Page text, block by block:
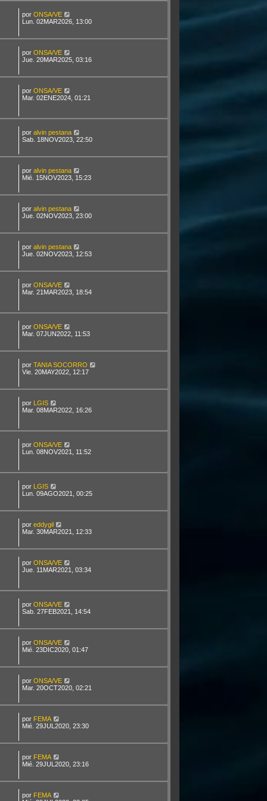
por ONSA/VE
Lun. 02MAR2026, 13:00
por ONSA/VE
Jue. 20MAR2025, 03:16
por ONSA/VE
Mar. 02ENE2024, 01:21
por alvin pestana
Sab. 18NOV2023, 22:50
por alvin pestana
Mié. 15NOV2023, 15:23
por alvin pestana
Jue. 02NOV2023, 23:00
por alvin pestana
Jue. 02NOV2023, 12:53
por ONSA/VE
Mar. 21MAR2023, 18:54
por ONSA/VE
Mar. 07JUN2022, 11:53
por TANIA SOCORRO
Vie. 20MAY2022, 12:17
por LGIS
Mar. 08MAR2022, 16:26
por ONSA/VE
Lun. 08NOV2021, 11:52
por LGIS
Lun. 09AGO2021, 00:25
por eddygil
Mar. 30MAR2021, 12:33
por ONSA/VE
Jue. 11MAR2021, 03:34
por ONSA/VE
Sab. 27FEB2021, 14:54
por ONSA/VE
Mié. 23DIC2020, 01:47
por ONSA/VE
Mar. 20OCT2020, 02:21
por FEMA
Mié. 29JUL2020, 23:30
por FEMA
Mié. 29JUL2020, 23:16
por FEMA